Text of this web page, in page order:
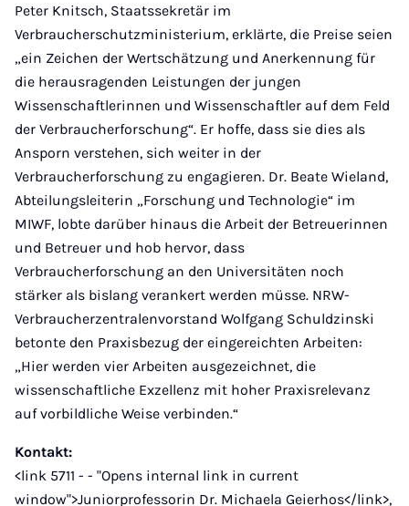
Peter Knitsch, Staatssekretär im
Verbraucherschutzministerium, erklärte, die Preise seien
„ein Zeichen der Wertschätzung und Anerkennung für
die herausragenden Leistungen der jungen
Wissenschaftlerinnen und Wissenschaftler auf dem Feld
der Verbraucherforschung“. Er hoffe, dass sie dies als
Ansporn verstehen, sich weiter in der
Verbraucherforschung zu engagieren. Dr. Beate Wieland,
Abteilungsleiterin „Forschung und Technologie“ im
MIWF, lobte darüber hinaus die Arbeit der Betreuerinnen
und Betreuer und hob hervor, dass
Verbraucherforschung an den Universitäten noch
stärker als bislang verankert werden müsse. NRW-
Verbraucherzentralenvorstand Wolfgang Schuldzinski
betonte den Praxisbezug der eingereichten Arbeiten:
„Hier werden vier Arbeiten ausgezeichnet, die
wissenschaftliche Exzellenz mit hoher Praxisrelevanz
auf vorbildliche Weise verbinden.“
Kontakt:
<link 5711 - - "Opens internal link in current
window">Juniorprofessorin Dr. Michaela Geierhos</link>,